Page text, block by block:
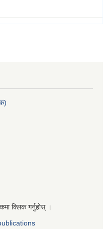
क्लिक गर्नुहोस् ।